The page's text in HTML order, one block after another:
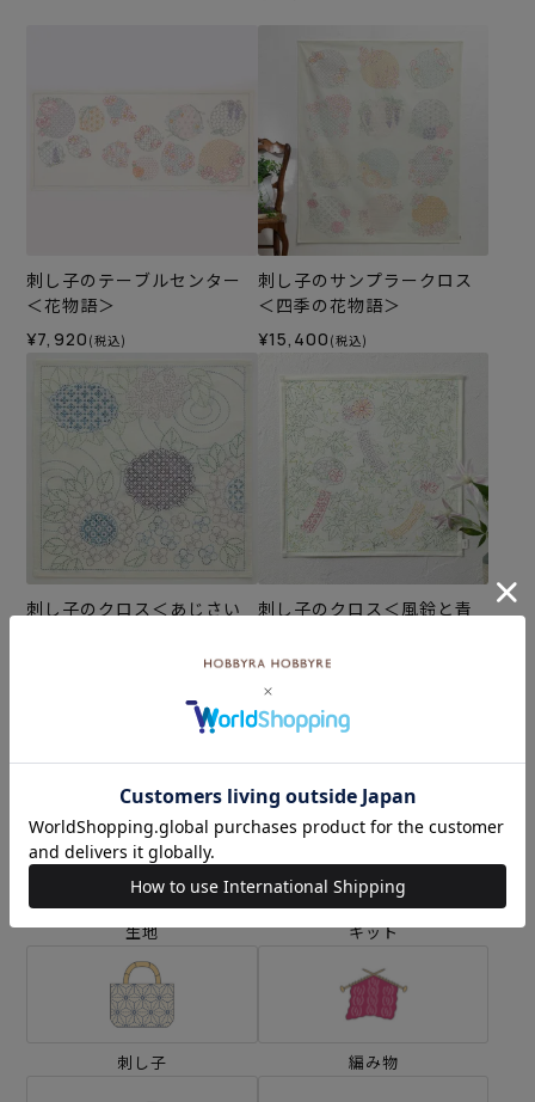
刺し子のテーブルセンター
＜花物語＞
¥7,920 (税込)
刺し子のサンプラークロス
＜四季の花物語＞
¥15,400 (税込)
刺し子のクロス＜あじさい
刺し子のクロス＜風鈴と青
¥5,060(税込)
カテゴリーから探す
生地 キット
刺し子 編み物